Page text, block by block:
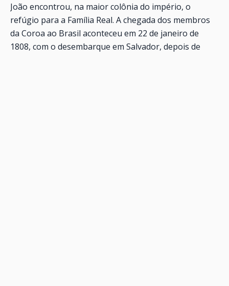
João encontrou, na maior colônia do império, o
refúgio para a Família Real. A chegada dos membros
da Coroa ao Brasil aconteceu em 22 de janeiro de
1808, com o desembarque em Salvador, depois de